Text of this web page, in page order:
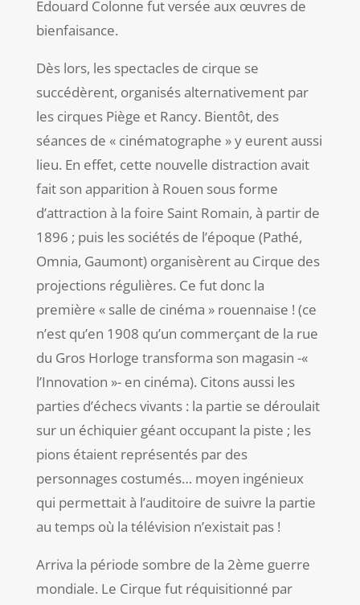
Edouard Colonne fut versée aux œuvres de
bienfaisance.
Dès lors, les spectacles de cirque se
succédèrent, organisés alternativement par
les cirques Piège et Rancy. Bientôt, des
séances de « cinématographe » y eurent aussi
lieu. En effet, cette nouvelle distraction avait
fait son apparition à Rouen sous forme
d’attraction à la foire Saint Romain, à partir de
1896 ; puis les sociétés de l’époque (Pathé,
Omnia, Gaumont) organisèrent au Cirque des
projections régulières. Ce fut donc la
première « salle de cinéma » rouennaise ! (ce
n’est qu’en 1908 qu’un commerçant de la rue
du Gros Horloge transforma son magasin -«
l’Innovation »- en cinéma). Citons aussi les
parties d’échecs vivants : la partie se déroulait
sur un échiquier géant occupant la piste ; les
pions étaient représentés par des
personnages costumés… moyen ingénieux
qui permettait à l’auditoire de suivre la partie
au temps où la télévision n’existait pas !
Arriva la période sombre de la 2ème guerre
mondiale. Le Cirque fut réquisitionné par